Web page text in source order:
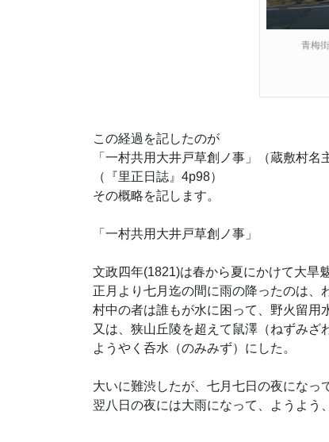
青梅
この経過を記したのが
「一村共用大井戸草創ノ事」（蔵敷村名
（『里正日誌』4p98）
その概略を記します。
「一村共用大井戸草創ノ事」
文政四年(1821)は春から夏にかけて大旱
正月より七月迄の間に雨の降ったのは、
村中の者は誰もが水に困って、野火留用
又は、狭山丘陵を超えて鼠澤（ねずみざ
ようやく呑水（のみみず）にした。
大いに難渋したが、七月七日の夜になっ
翌八日の夜には大雨になって、ようよう